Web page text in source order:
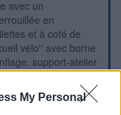
My Personal
avec un
en
et à coté de
vélo'' avec borne
support-atelier
P.S. : Si on
on débouchera
la D103 (tout